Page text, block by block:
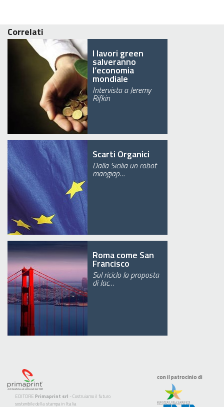
Correlati
I lavori green
salveranno
l’economia
mondiale
Intervista a Jeremy
Rifkin
Scarti Organici
Dalla Sicilia un robot
mangiap…
Roma come San
Francisco
Sul riciclo la proposta
di Jac…
EDITORE Primaprint srl - Costruiamo il futuro
sostenibile della stampa in Italia
con il patrocinio di